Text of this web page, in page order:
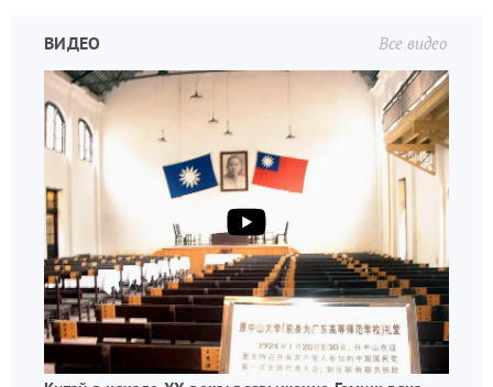
Все видео
ВИДЕО